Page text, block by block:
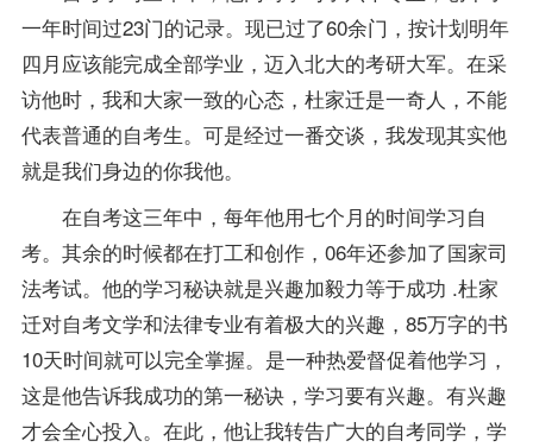
一年时间过23门的记录。现已过了60余门，按计划明年
四月应该能完成全部学业，迈入北大的考研大军。在采
访他时，我和大家一致的心态，杜家迁是一奇人，不能
代表普通的自考生。可是经过一番交谈，我发现其实他
就是我们身边的你我他。
在自考这三年中，每年他用七个月的时间学习自
考。其余的时候都在打工和创作，06年还参加了国家司
法考试。他的学习秘诀就是兴趣加毅力等于成功 .杜家
迁对自考文学和法律专业有着极大的兴趣，85万字的书
10天时间就可以完全掌握。是一种热爱督促着他学习，
这是他告诉我成功的第一秘诀，学习要有兴趣。有兴趣
才会全心投入。在此，他让我转告广大的自考同学，学